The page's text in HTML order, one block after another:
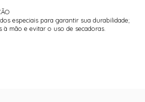
especiais para garantir sua durabilidade;
à mão e evitar o uso de secadoras.